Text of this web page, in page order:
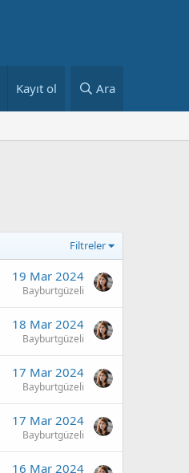
Kayıt ol Ara
Filtreler
19 Mar 2024
Bayburtgüzeli
18 Mar 2024
Bayburtgüzeli
17 Mar 2024
Bayburtgüzeli
17 Mar 2024
Bayburtgüzeli
16 Mar 2024